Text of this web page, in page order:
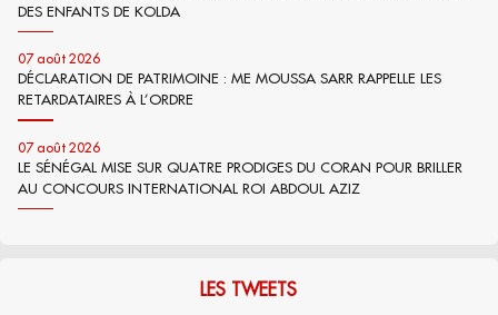
DES ENFANTS DE KOLDA
07 août 2026
DÉCLARATION DE PATRIMOINE : ME MOUSSA SARR RAPPELLE LES
RETARDATAIRES À L’ORDRE
07 août 2026
LE SÉNÉGAL MISE SUR QUATRE PRODIGES DU CORAN POUR BRILLER
AU CONCOURS INTERNATIONAL ROI ABDOUL AZIZ
LES TWEETS